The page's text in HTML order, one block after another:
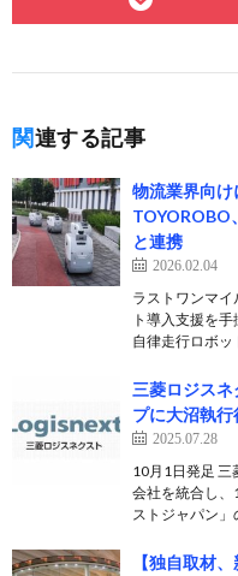
関連する記事
物流業界向
と連携
2026.02.04
ラストワンマイ
ト導入支援を
自律走行ロボ
三菱ロジス
プに大沼執
2025.07.28
10月1日発足
会社を統合し、
ストジャパン
【独自取材